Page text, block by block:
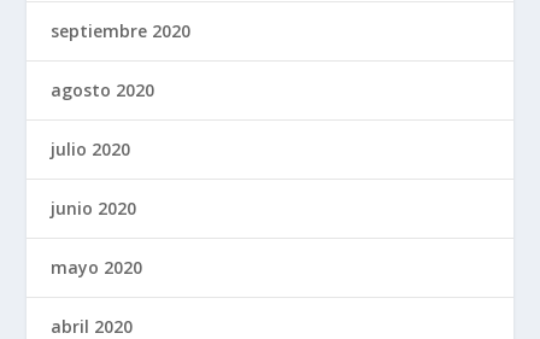
septiembre 2020
agosto 2020
julio 2020
junio 2020
mayo 2020
abril 2020